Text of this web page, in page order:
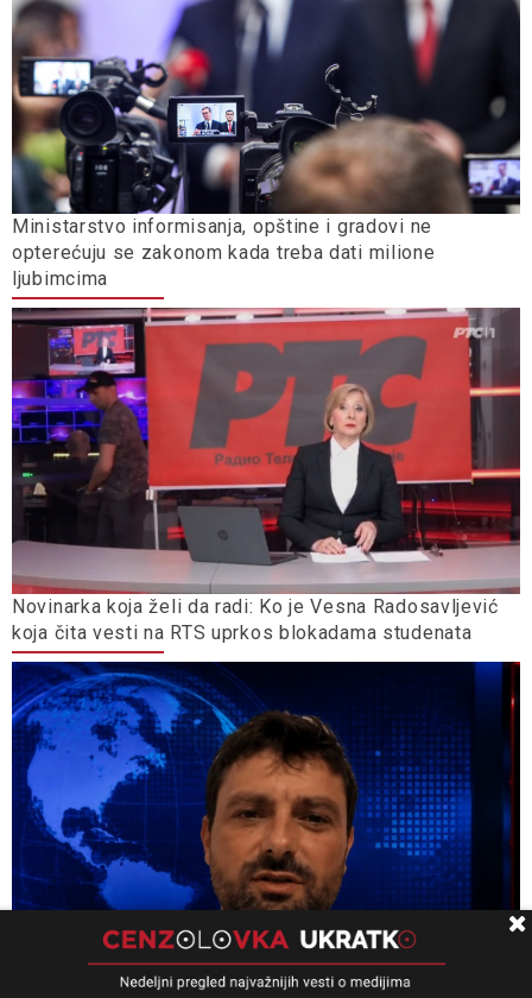
Ministarstvo informisanja, opštine i gradovi ne
opterećuju se zakonom kada treba dati milione
ljubimcima
Novinarka koja želi da radi: Ko je Vesna Radosavljević
koja čita vesti na RTS uprkos blokadama studenata